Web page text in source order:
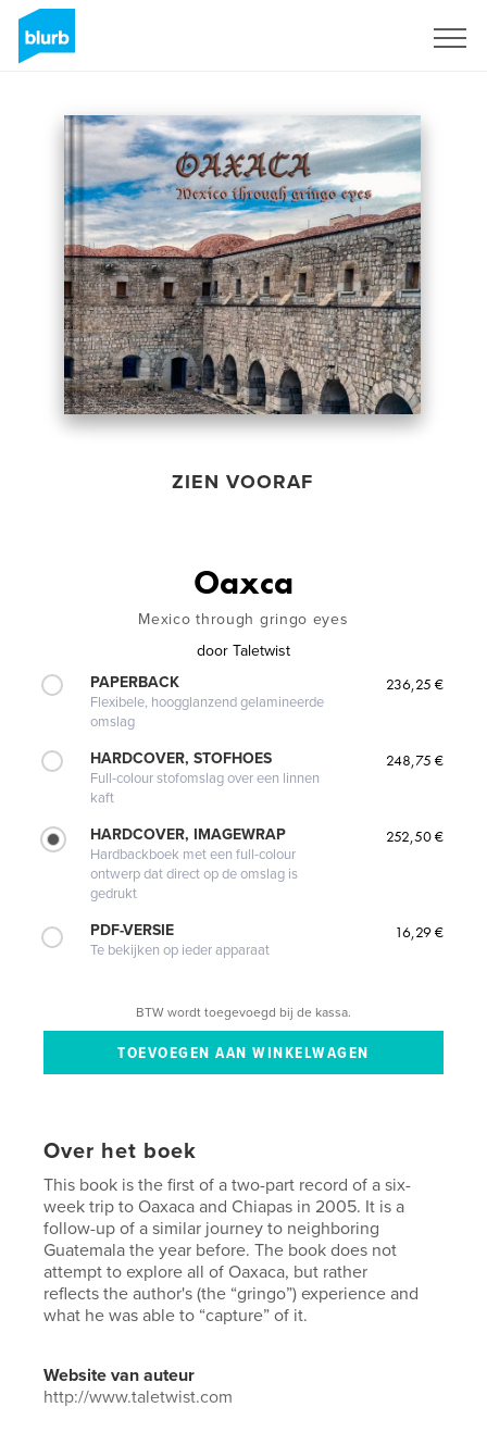
ZIEN VOORAF
Oaxca
Mexico through gringo eyes
door Taletwist
PAPERBACK
Flexibele, hoogglanzend gelamineerde
omslag
236,25 €
HARDCOVER, STOFHOES
Full-colour stofomslag over een linnen
kaft
248,75 €
HARDCOVER, IMAGEWRAP
Hardbackboek met een full-colour
ontwerp dat direct op de omslag is
gedrukt
252,50 €
PDF-VERSIE
Te bekijken op ieder apparaat
16,29 €
BTW wordt toegevoegd bij de kassa.
Over het boek
This book is the first of a two-part record of a six-
week trip to Oaxaca and Chiapas in 2005. It is a
follow-up of a similar journey to neighboring
Guatemala the year before. The book does not
attempt to explore all of Oaxaca, but rather
reflects the author's (the “gringo”) experience and
what he was able to “capture” of it.
Website van auteur
http://www.taletwist.com